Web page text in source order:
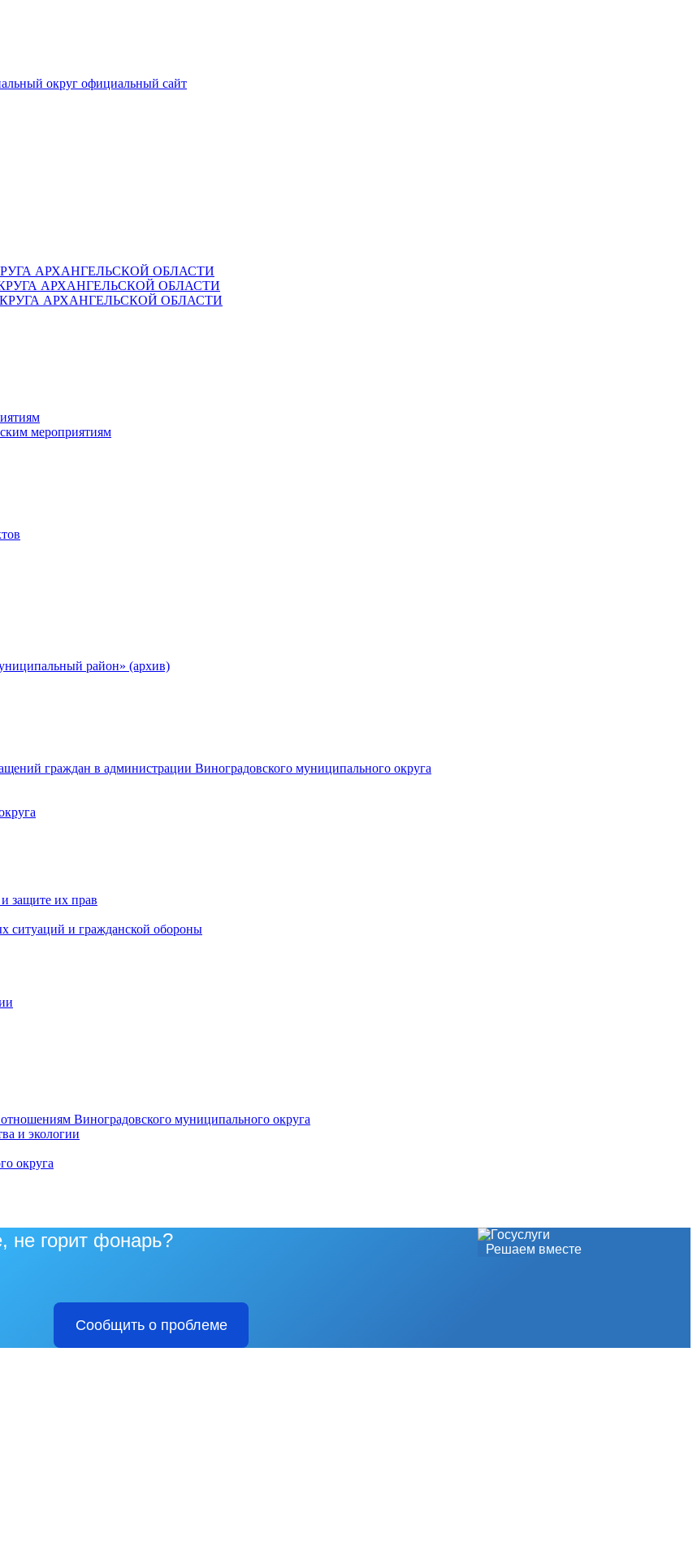
округ официальный сайт
АРХАНГЕЛЬСКОЙ ОБЛАСТИ
АРХАНГЕЛЬСКОЙ ОБЛАСТИ
АРХАНГЕЛЬСКОЙ ОБЛАСТИ
мероприятиям
район» (архив)
граждан в администрации Виноградовского муниципального округа
защите их прав
ситуаций и гражданской обороны
Виноградовского муниципального округа
и экологии
округа
Решаем вместе
не горит фонарь?
Сообщить о проблеме